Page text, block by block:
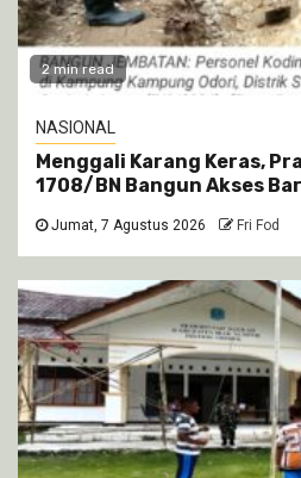
2 min read
NASIONAL
Menggali Karang Keras,
1708/BN Bangun Akses
Jumat, 7 Agustus 2026 Fri Fod